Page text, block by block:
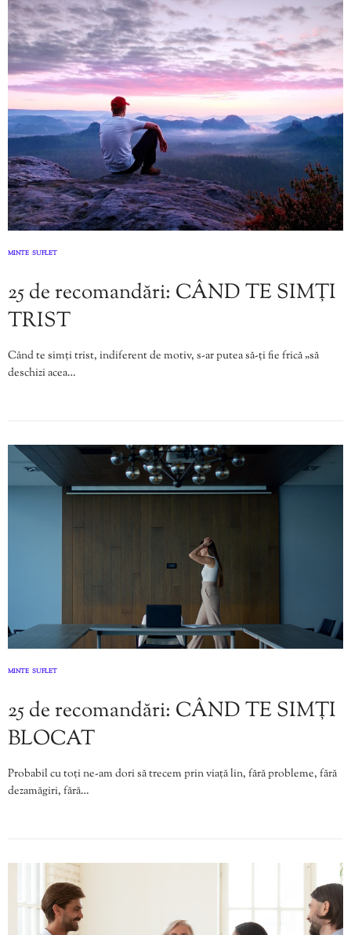
MINTE SUFLET
25 de recomandări: CÂND TE SIMȚI
TRIST
Când te simți trist, indiferent de motiv, s-ar putea să-ți fie frică „să
deschizi acea…
MINTE SUFLET
25 de recomandări: CÂND TE SIMȚI
BLOCAT
Probabil cu toți ne-am dori să trecem prin viață lin, fără probleme, fără
dezamăgiri, fără…